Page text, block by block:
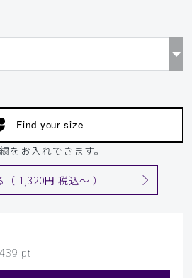
Find your size
をお入れできます。
1,320円 税込〜 ）
439 pt